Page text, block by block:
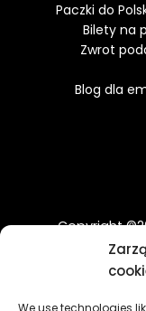
We use technologies
Paczki do
Bilety na
Zwrot
Blog dla
Copyright